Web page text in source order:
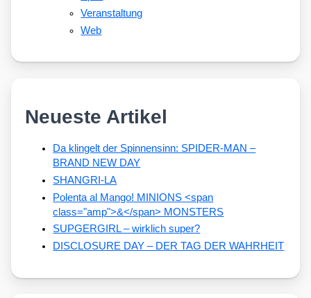
Veranstaltung
Web
Neueste Artikel
Da klingelt der Spinnensinn: SPIDER-MAN –
BRAND NEW DAY
SHANGRI-LA
Polenta al Mango! MINIONS <span
class="amp">&</span> MONSTERS
SUPGERGIRL – wirklich super?
DISCLOSURE DAY – DER TAG DER WAHRHEIT